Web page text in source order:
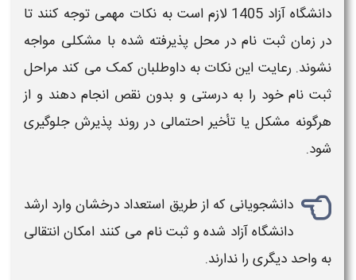
دانشگاه آزاد 1405
لازم است به نکات مهمی توجه کنند تا
در زمان ثبت‌ نام در محل پذیرفته شده با مشکلی مواجه
نشوند. رعایت این نکات به داوطلبان کمک می‌ کند مراحل
ثبت‌ نام خود را به درستی و بدون نقص انجام دهند و از
هرگونه مشکل یا تأخیر احتمالی در روند پذیرش جلوگیری
شود.
دانشجویانی که از طریق استعداد درخشانوارد ارشد
دانشگاه آزاد شده و ثبت نام می کنند امکان انتقالی
به واحد دیگری را ندارند.